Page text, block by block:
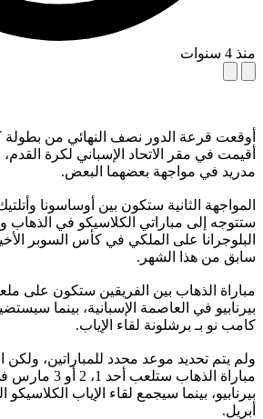
منذ 4 سنوات
أوقعت قرعة الدور نصف النهائي من بطولة
أقيمت في مقر الاتحاد الإسباني لكرة
مدريد في مواجهة بعضهما البعض.
المواجهة الثانية ستكون بين أوساسونا
ستتوجه إلى مباراتي الكلاسيكو في الذهاب
البلوجرانا على الملكي في كأس السوبر
سابق من هذا الشهر.
مباراة الذهاب بين الفريقين ستكون على
بيرنابيو في العاصمة الإسبانية، بينما
كامب نو بـ برشلونة لقاء الإياب.
ولم يتم تحديد موعد محدد للمباراتين، ولكن
مباراة الذهاب
أبريل.